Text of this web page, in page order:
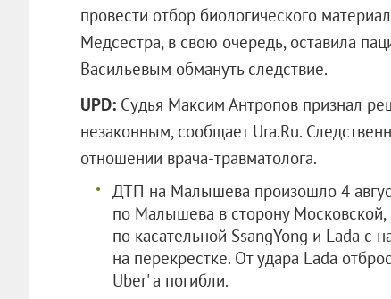
провести отбор биологического
Медсестра, в свою очередь, оставила
Васильевым обмануть следствие.
UPD: Судья Максим Антропов признал
незаконным, сообщает Ura.Ru.
отношении врача-травматолога.
ДТП на Малышева произошло 4
по Малышева в сторону Московской,
по касательной SsangYong и Lada с
на перекрестке. От удара Lada
Uber' a погибли.